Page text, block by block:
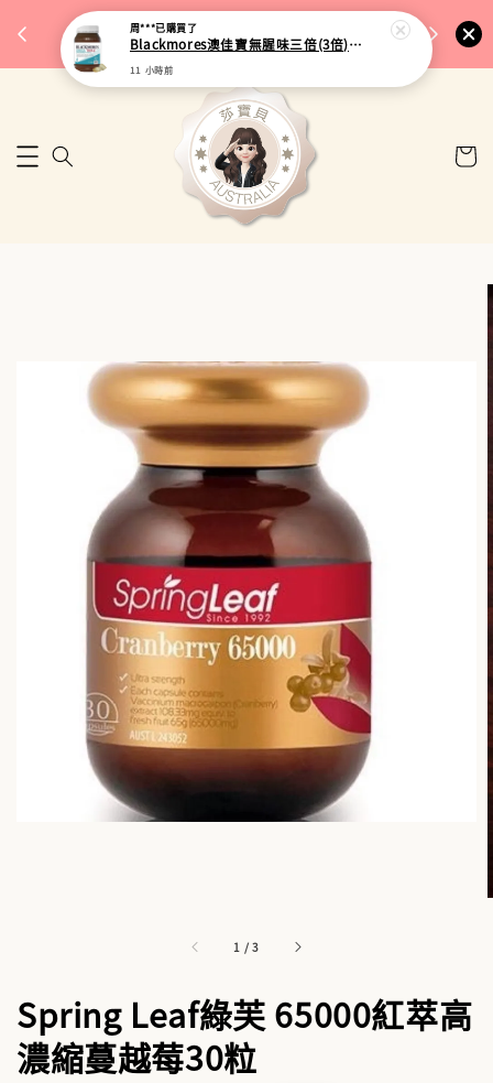
🎉 77購物節｜保健品滿額最低 91 折
來去逛逛
🚚 台
1 /3
Spring Leaf綠芙 65000紅萃高
濃縮蔓越莓30粒
周***已購買了
Blackmores澳佳寶無腥味三倍(3倍)濃縮加強型深海魚油 150粒
11 小時前